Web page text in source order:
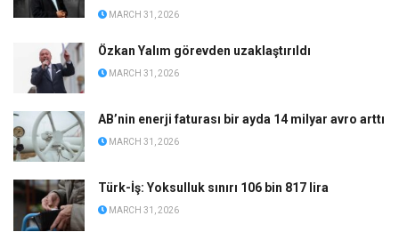
MARCH 31, 2026
Özkan Yalım görevden uzaklaştırıldı
MARCH 31, 2026
AB’nin enerji faturası bir ayda 14 milyar avro arttı
MARCH 31, 2026
Türk-İş: Yoksulluk sınırı 106 bin 817 lira
MARCH 31, 2026